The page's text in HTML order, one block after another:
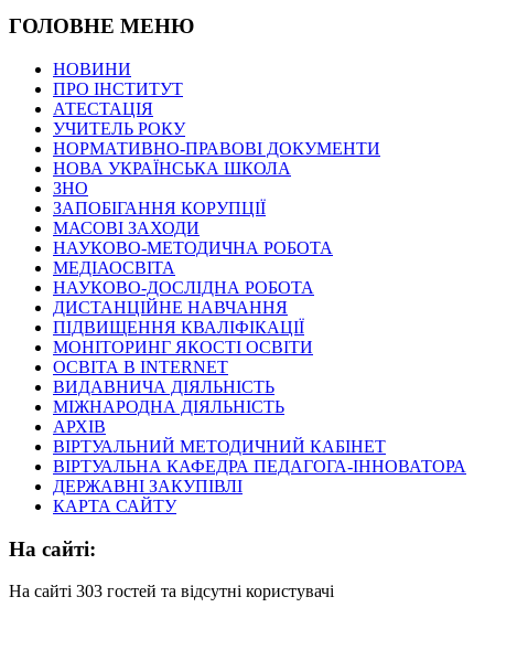
ГОЛОВНЕ МЕНЮ
НОВИНИ
ПРО ІНСТИТУТ
АТЕСТАЦІЯ
УЧИТЕЛЬ РОКУ
НОРМАТИВНО-ПРАВОВІ ДОКУМЕНТИ
НОВА УКРАЇНСЬКА ШКОЛА
ЗНО
ЗАПОБІГАННЯ КОРУПЦІЇ
МАСОВІ ЗАХОДИ
НАУКОВО-МЕТОДИЧНА РОБОТА
МЕДІАОСВІТА
НАУКОВО-ДОСЛІДНА РОБОТА
ДИСТАНЦІЙНЕ НАВЧАННЯ
ПІДВИЩЕННЯ КВАЛІФІКАЦІЇ
МОНІТОРИНГ ЯКОСТІ ОСВІТИ
ОСВІТА В INTERNET
ВИДАВНИЧА ДІЯЛЬНІСТЬ
МІЖНАРОДНА ДІЯЛЬНІСТЬ
АРХІВ
ВІРТУАЛЬНИЙ МЕТОДИЧНИЙ КАБІНЕТ
ВІРТУАЛЬНА КАФЕДРА ПЕДАГОГА-ІННОВАТОРА
ДЕРЖАВНІ ЗАКУПІВЛІ
КАРТА САЙТУ
На сайті:
На сайті 303 гостей та відсутні користувачі